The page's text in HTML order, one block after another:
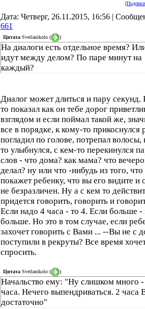
[
Дата: Четверг, 26.11.2015, 16:56 |
661
Цитата Svetlanikolo ( )
На диалоги есть отдельное время?
идут между делом? По паре минут на
каждый?
Диалог может длиться и пару
то показал как он тебе дорог
взглядом и если поймал такой же,
все в порядке, к кому-то прикоснулся
погладил по голове, потрепал волосы,
то улыбнулся, с кем-то перекинулся
слов - что дома? как мама? что
делал? ну или что -нибудь из того, что
покажет ребенку, что вы его видите и
не безразличен. Ну а с кем то
придется говорить, говорить и
Если надо 4 часа - то 4. Если больше -
больше. Но это в том случае, если
захочет говорить с Вами ... --Вы не с
поступили в рекруты? Все время
спросить.
Цитата Svetlanikolo ( )
Начальство ему: "Ну слишком много
часа. Нечего выпендриваться. 2 часа
достаточно"